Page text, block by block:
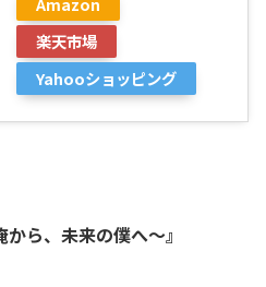
楽天市場
Yahooショッピング
ら、未来の僕へ〜』